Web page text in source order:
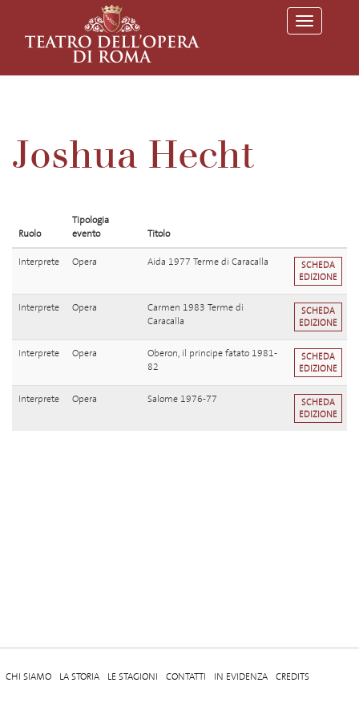
T
o
l
Joshua Hecht
Ruolo
Tipologia
evento
Titolo
Interprete Opera Aida 1977 Terme di Caracalla
SCHEDA
EDIZIONE
Interprete Opera
Carmen 1983 Terme di
Caracalla
SCHEDA
EDIZIONE
Interprete Opera
Oberon, il principe fatato 1981-
82
SCHEDA
EDIZIONE
Interprete Opera Salome 1976-77
SCHEDA
EDIZIONE
CHI SIAMO LA STORIA LE STAGIONI CONTATTI IN EVIDENZA CREDITS